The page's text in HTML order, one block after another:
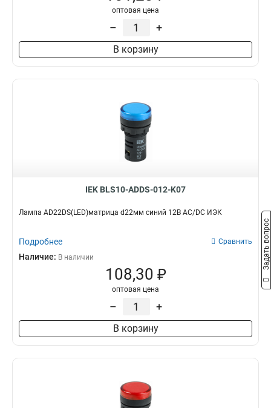
оптовая цена
– +
В корзину
IEK BLS10-ADDS-012-K07
Лампа AD22DS(LED)матрица d22мм синий 12В AC/DC ИЭК
Подробнее Сравнить
Наличие: В наличии
108,30 ₽
оптовая цена
– +
В корзину
Задать вопрос